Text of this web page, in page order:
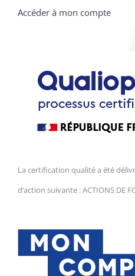
Accéder à mon compte
La certification qualité a été
d’action suivante : ACTIONS DE